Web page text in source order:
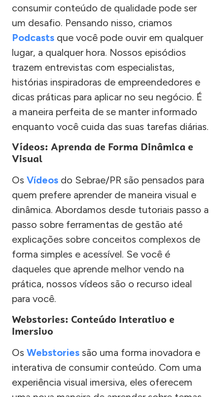
consumir conteúdo de qualidade pode ser
um desafio. Pensando nisso, criamos
Podcasts que você pode ouvir em qualquer
lugar, a qualquer hora. Nossos episódios
trazem entrevistas com especialistas,
histórias inspiradoras de empreendedores e
dicas práticas para aplicar no seu negócio. É
a maneira perfeita de se manter informado
enquanto você cuida das suas tarefas diárias.
Vídeos: Aprenda de Forma Dinâmica e
Visual
Os Vídeos do Sebrae/PR são pensados para
quem prefere aprender de maneira visual e
dinâmica. Abordamos desde tutoriais passo a
passo sobre ferramentas de gestão até
explicações sobre conceitos complexos de
forma simples e acessível. Se você é
daqueles que aprende melhor vendo na
prática, nossos vídeos são o recurso ideal
para você.
Webstories: Conteúdo Interativo e
Imersivo
Os Webstories são uma forma inovadora e
interativa de consumir conteúdo. Com uma
experiência visual imersiva, eles oferecem